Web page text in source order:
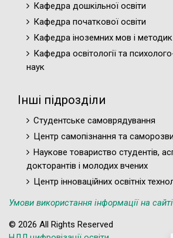
Кафедра дошкільної освіти
Кафедра початкової освіти
Кафедра іноземних мов і методик
Кафедра освітології та
наук
Інші підрозділи
Студентське самоврядування
Центр самопізнання та
Наукове товариство студентів,
докторантів і молодих вчених
Центр інноваційних освітніх
Умови використання інформації на сайті
© 2026 All Rights Reserved